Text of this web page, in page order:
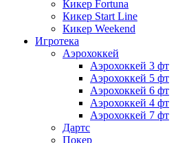
Кикер Fortuna
Кикер Start Line
Кикер Weekend
Игротека
Аэрохоккей
Аэрохоккей 3 фт
Аэрохоккей 5 фт
Аэрохоккей 6 фт
Аэрохоккей 4 фт
Аэрохоккей 7 фт
Дартс
Покер